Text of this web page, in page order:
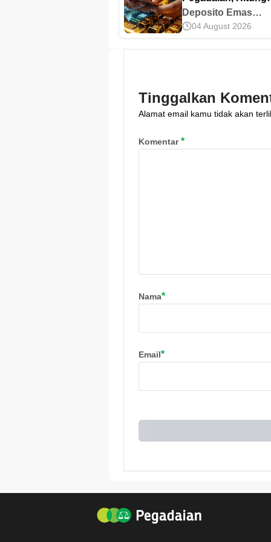
Untungnya!
Deposito Emas
memberikan
berupa imbal hasil
Pegadaian di sini.
04 August 2026
Tinggalkan
Alamat email kamu tidak akan
Komentar*
Nama*
Email*